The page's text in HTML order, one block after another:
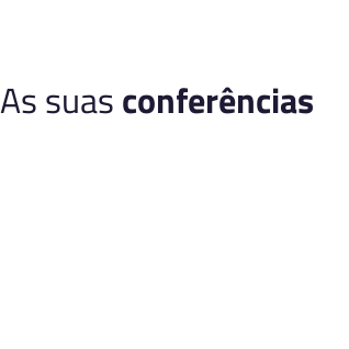
As suasconferências